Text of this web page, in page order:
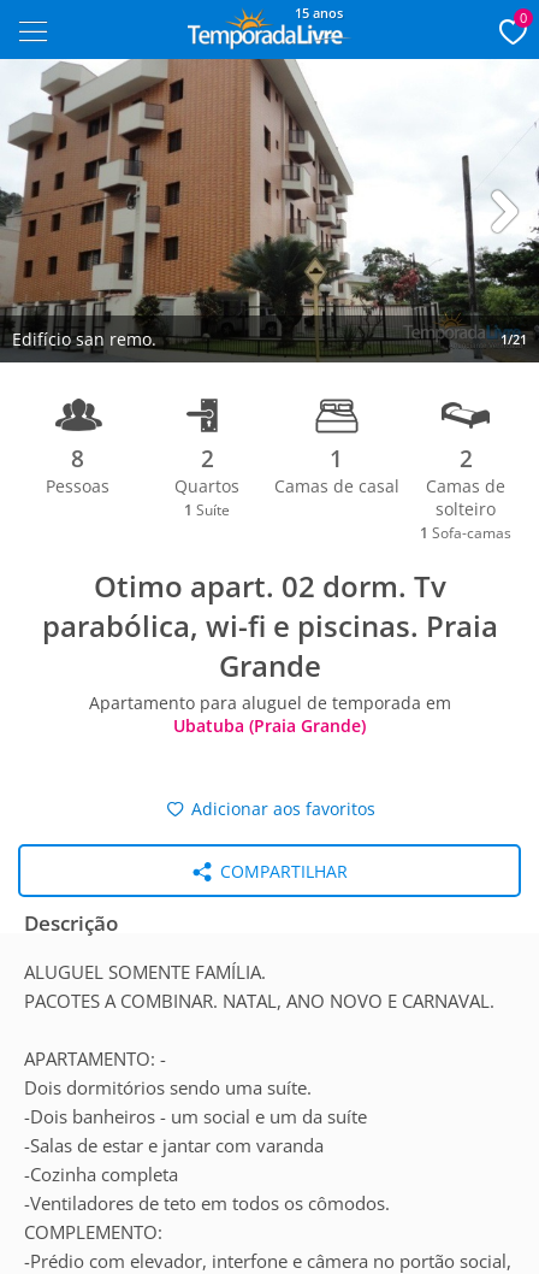
15 anos 0
Edifício san remo. 1/21
Next
8
Pessoas
2
Quartos
1 Suíte
1
Camas de casal
2
Camas de
solteiro
1 Sofa-camas
Otimo apart. 02 dorm. Tv
parabólica, wi-fi e piscinas. Praia
Grande
Apartamento para aluguel de temporada em
Ubatuba (Praia Grande)
Adicionar aos favoritos
COMPARTILHAR
Descrição
ALUGUEL SOMENTE FAMÍLIA.
PACOTES A COMBINAR. NATAL, ANO NOVO E CARNAVAL.
APARTAMENTO: -
Dois dormitórios sendo uma suíte.
-Dois banheiros - um social e um da suíte
-Salas de estar e jantar com varanda
-Cozinha completa
-Ventiladores de teto em todos os cômodos.
COMPLEMENTO:
-Prédio com elevador, interfone e câmera no portão social,